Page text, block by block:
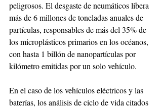
peligrosos. El desgaste de neumáticos libera
más de 6 millones de toneladas anuales de
partículas, responsables de más del 35% de
los microplásticos primarios en los océanos,
con hasta 1 billón de nanopartículas por
kilómetro emitidas por un solo vehículo.
En el caso de los vehículos eléctricos y las
baterías, los análisis de ciclo de vida citados